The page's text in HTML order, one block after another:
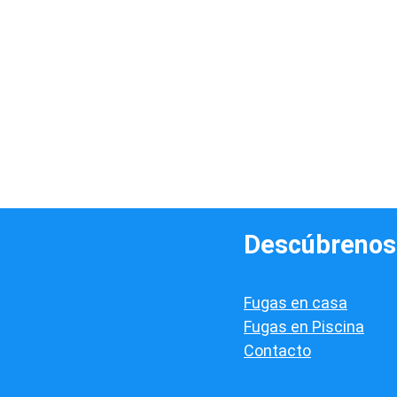
Descúbrenos
Fugas en casa
Fugas en Piscina
Contacto